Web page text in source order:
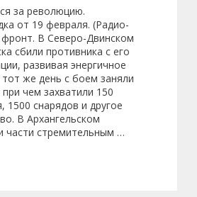
за революцию.
от 19 февраля. (Радио-
В Северо-Двинском
сбили противника с его
развивая энергичное
же день с боем заняли
чем захватили 150
1500 снарядов и другое
В Архангельском
части стремительным …